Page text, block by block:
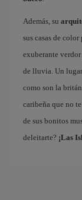
Además, su
sus casas de
exuberante
de lluvia. Un
como son la
caribeña que no
de sus bonitos
deleitarte? ¡Las